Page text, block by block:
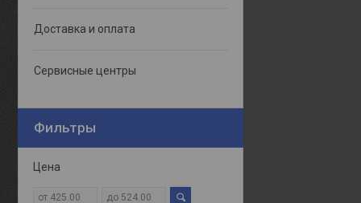
Доставка и оплата
Сервисные центры
Фильтры
Цена